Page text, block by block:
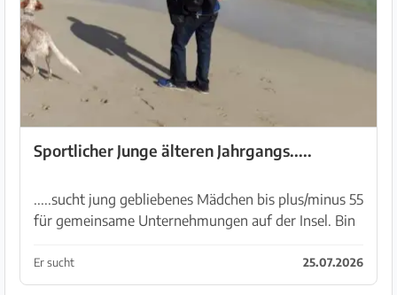
Sportlicher Junge älteren Jahrgangs.....
.....sucht jung gebliebenes Mädchen bis plus/minus 55
für gemeinsame Unternehmungen auf der Insel. Bin
und abenteuerlustig noch voller Entdeckungsfr...
Er sucht 25.07.2026